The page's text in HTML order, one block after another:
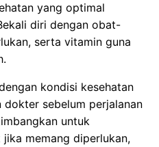
yang optimal
diri dengan obat-
serta vitamin guna
kondisi kesehatan
dokter sebelum perjalanan
untuk
memang diperlukan,